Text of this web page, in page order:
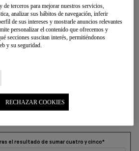
el resultado de sumar cuatro y cinco
terceros para mejorar nuestros servicios,
analizar sus hábitos de navegación, inferir
de sus intereses y mostrarle anuncios relevantes
personalizar el contenido que ofrecemos y
secciones suscitan interés, permitiéndonos
y su seguridad.
RECHAZAR COOKIES